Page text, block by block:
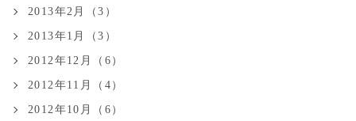
2013年2月（3）
2013年1月（3）
2012年12月（6）
2012年11月（4）
2012年10月（6）